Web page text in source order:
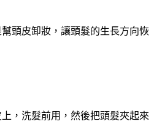
頭皮卸妝，讓頭髮的生長方向恢
，洗髮前用，然後把頭髮夾起來